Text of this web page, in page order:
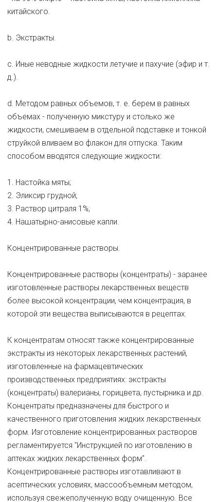
китайского.
b. Экстракты.
c. Иные неводные жидкости летучие и пахучие (эфир и т.
д.).
d. Методом равных объемов, т. е. берем в равных
объемах - полученную микстуру и столько же
жидкости, смешиваем в отдельной подставке и тонкой
струйкой вливаем во флакон для отпуска. Таким
способом вводятся следующие жидкости:
1. Настойка мяты;
2. Эликсир грудной;
3. Раствор цитраля 1%;
4. Нашатырно-анисовые капли.
Концентрированные растворы.
Концентрированные растворы (концентраты) - заранее
изготовленные растворы лекарственных веществ
более высокой концентрации, чем концентрация, в
которой эти вещества выписываются в рецептах.
К концентратам относят также концентрированные
экстракты из некоторых лекарственных растений,
изготовленные на фармацевтических
производственных предприятиях: экстракты
(концентраты) валерианы, горицвета, пустырника и др.
Концентраты предназначены для быстрого и
качественного приготовления жидких лекарственных
форм. Изготовление концентрированных растворов
регламентируется "Инструкцией по изготовлению в
аптеках жидких лекарственных форм".
Концентрированные растворы изготавливают в
асептических условиях, массообъемным методом,
используя свежеполученную воду очищенную. Все